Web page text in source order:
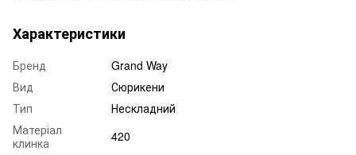
Характеристики
Бренд
Grand Way
Вид
Сюрикени
Тип
Нескладний
Матеріал
клинка
420